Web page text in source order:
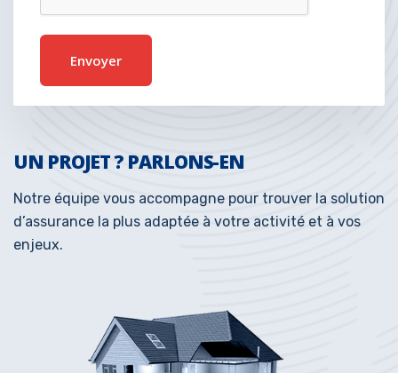
UN PROJET ? PARLONS-EN
Notre équipe vous accompagne pour trouver la solution
d’assurance la plus adaptée à votre activité et à vos
enjeux.